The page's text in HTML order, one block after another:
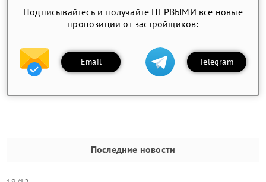
Подписывайтесь и получайте ПЕРВЫМИ все новые
пропозиции от застройщиков:
Email Telegram
Последние новости